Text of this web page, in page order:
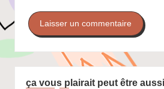
ça vous plairait peut être